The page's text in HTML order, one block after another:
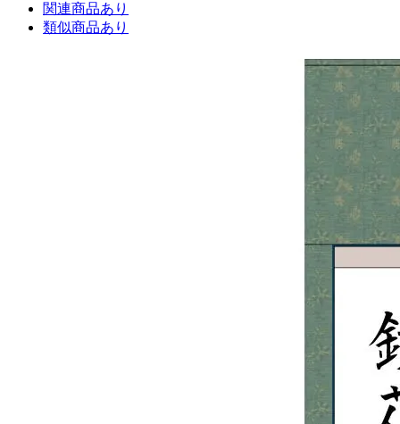
関連商品あり
類似商品あり